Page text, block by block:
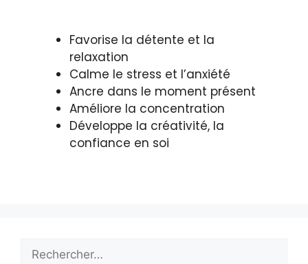
Favorise la détente et la
relaxation
Calme le stress et l’anxiété
Ancre dans le moment présent
Améliore la concentration
Développe la créativité, la
confiance en soi